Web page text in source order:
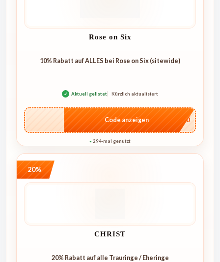
Rose on Six
10% Rabatt auf ALLES bei Rose on Six (sitewide)
✓ Aktuell gelistet Kürzlich aktualisiert
…4U10
Code anzeigen
● 294-mal genutzt
20%
CHRIST
20% Rabatt auf alle Trauringe / Eheringe